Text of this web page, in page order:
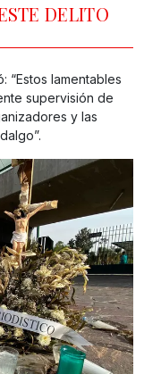
DELITO
“Estos lamentables
supervisión de
y las